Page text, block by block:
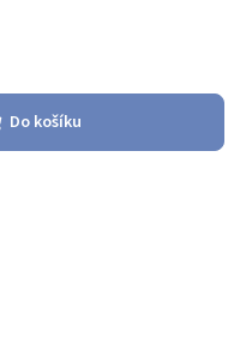
Do košíku